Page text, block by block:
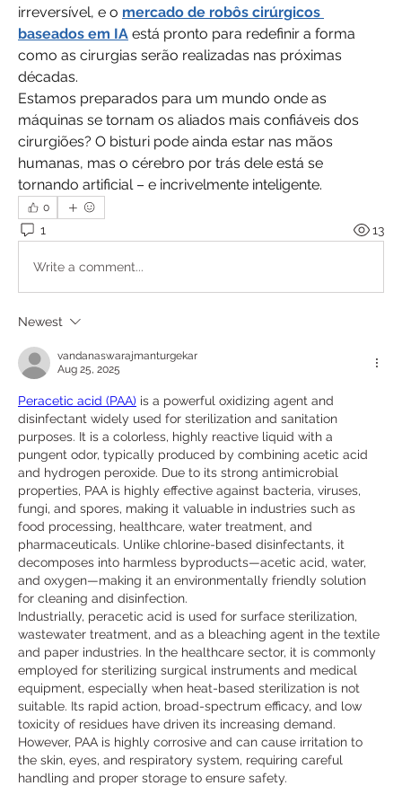
irreversível, e o mercado de robôs cirúrgicos
baseados em IA está pronto para redefinir a forma
como as cirurgias serão realizadas nas próximas
décadas.
Estamos preparados para um mundo onde as
máquinas se tornam os aliados mais confiáveis dos
cirurgiões? O bisturi pode ainda estar nas mãos
humanas, mas o cérebro por trás dele está se
tornando artificial – e incrivelmente inteligente.
0
1 13
Write a comment...
Newest
vandanaswarajmanturgekar
Aug 25, 2025
Peracetic acid (PAA) is a powerful oxidizing agent and
disinfectant widely used for sterilization and sanitation
purposes. It is a colorless, highly reactive liquid with a
pungent odor, typically produced by combining acetic acid
and hydrogen peroxide. Due to its strong antimicrobial
properties, PAA is highly effective against bacteria, viruses,
fungi, and spores, making it valuable in industries such as
food processing, healthcare, water treatment, and
pharmaceuticals. Unlike chlorine-based disinfectants, it
decomposes into harmless byproducts—acetic acid, water,
and oxygen—making it an environmentally friendly solution
for cleaning and disinfection.
Industrially, peracetic acid is used for surface sterilization,
wastewater treatment, and as a bleaching agent in the textile
and paper industries. In the healthcare sector, it is commonly
employed for sterilizing surgical instruments and medical
equipment, especially when heat-based sterilization is not
suitable. Its rapid action, broad-spectrum efficacy, and low
toxicity of residues have driven its increasing demand.
However, PAA is highly corrosive and can cause irritation to
the skin, eyes, and respiratory system, requiring careful
handling and proper storage to ensure safety.